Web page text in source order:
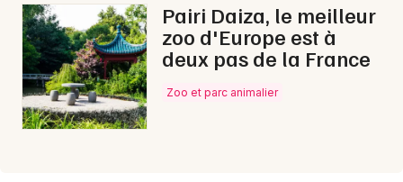
Je m'abonne
Pairi Daiza, le meilleur
zoo d'Europe est à
deux pas de la France
Zoo et parc animalier